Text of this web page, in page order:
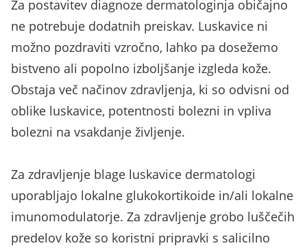
Za postavitev diagnoze dermatologinja običajno
ne potrebuje dodatnih preiskav. Luskavice ni
možno pozdraviti vzročno, lahko pa dosežemo
bistveno ali popolno izboljšanje izgleda kože.
Obstaja več načinov zdravljenja, ki so odvisni od
oblike luskavice, potentnosti bolezni in vpliva
bolezni na vsakdanje življenje.
Za zdravljenje blage luskavice dermatologi
uporabljajo lokalne glukokortikoide in/ali lokalne
imunomodulatorje. Za zdravljenje grobo luščečih
predelov kože so koristni pripravki s salicilno